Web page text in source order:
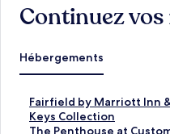
Continuez
Hébergements
Fairfield by Marriott Inn
Keys Collection
L
i
e
The Penthouse at
L